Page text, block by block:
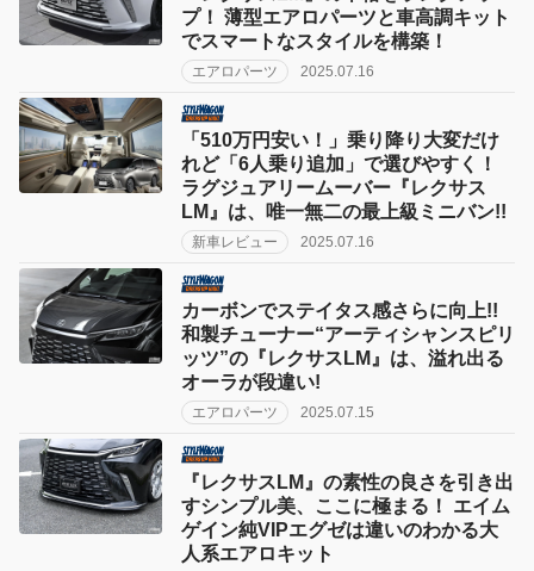
プ！ 薄型エアロパーツと車高調キット
でスマートなスタイルを構築！
エアロパーツ 2025.07.16
「510万円安い！」乗り降り大変だけ
れど「6人乗り追加」で選びやすく！
ラグジュアリームーバー『レクサス
LM』は、唯一無二の最上級ミニバン!!
新車レビュー 2025.07.16
カーボンでステイタス感さらに向上!!
和製チューナー“アーティシャンスピリ
ッツ”の『レクサスLM』は、溢れ出る
オーラが段違い!
エアロパーツ 2025.07.15
『レクサスLM』の素性の良さを引き出
すシンプル美、ここに極まる！ エイム
ゲイン純VIPエグゼは違いのわかる大
人系エアロキット